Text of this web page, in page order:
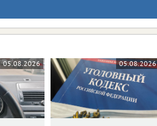
05.08.2026 05.08.2026